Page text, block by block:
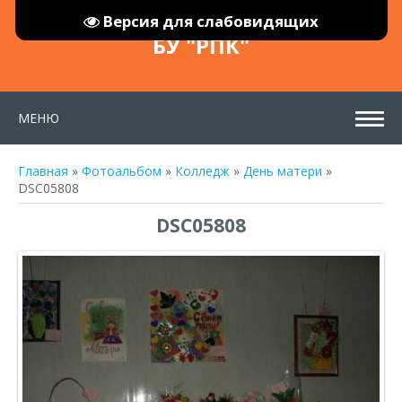
Версия для слабовидящих
БУ "РПК"
МЕНЮ
Главная » Фотоальбом » Колледж » День матери »
DSC05808
DSC05808